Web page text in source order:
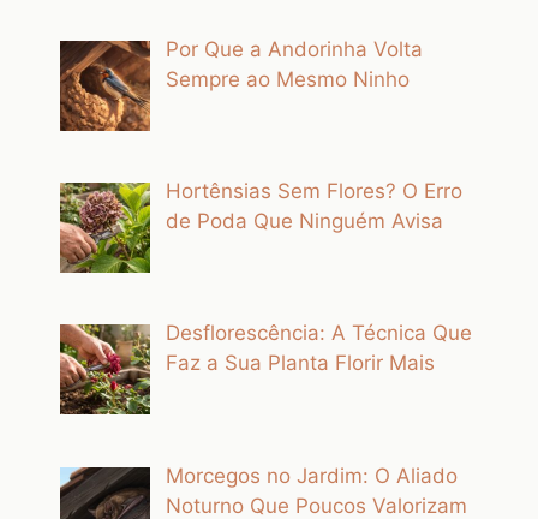
Por Que a Andorinha Volta
Sempre ao Mesmo Ninho
Hortênsias Sem Flores? O Erro
de Poda Que Ninguém Avisa
Desflorescência: A Técnica Que
Faz a Sua Planta Florir Mais
Morcegos no Jardim: O Aliado
Noturno Que Poucos Valorizam